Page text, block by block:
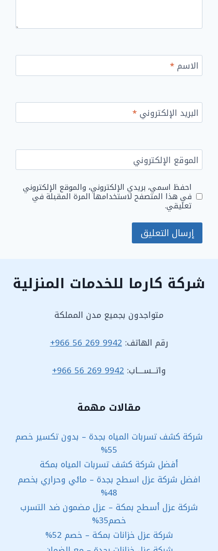
الاسم*
البريد الإلكتروني*
الموقع الإلكتروني
احفظ اسمي، بريدي الإلكتروني، والموقع الإلكتروني
في هذا المتصفح لاستخدامها المرة المقبلة في
تعليقي.
شركة كارما للخدمات المنزلية
متواجدون بجميع مدن المملكة
رقم الهاتف:9942 269 56 966+
واتـــســــاب: 9942 269 56 966+
مقالات مهمة
شركة كشف تسربات المياه بجدة – بدون تكسير خصم
55%
أفضل شركة كشف تسربات المياه بمكة
افضل شركة عزل اسطح بجدة – مائي وحراري بخصم
48%
شركة عزل أسطح بمكة – عزل مضمون ضد التسرب
خصم35%
شركة عزل خزانات بمكة – خصم 52%